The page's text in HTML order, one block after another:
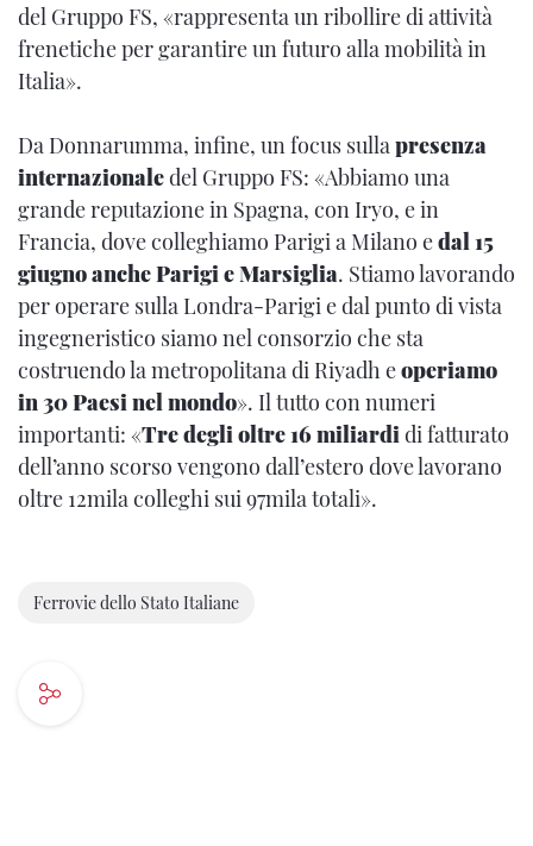
del Gruppo FS, «rappresenta un ribollire di attività
frenetiche per garantire un futuro alla mobilità in
Italia».
Da Donnarumma, infine, un focus sulla presenza
internazionaledel Gruppo FS: «Abbiamo una
grande reputazione in Spagna, con Iryo, e in
Francia, dove colleghiamo Parigi a Milano edal 15
giugno anche Parigi e Marsiglia. Stiamo lavorando
per operare sulla Londra-Parigi e dal punto di vista
ingegneristico siamo nel consorzio che sta
costruendo la metropolitana di Riyadh eoperiamo
in 30 Paesi nel mondo». Il tutto con numeri
importanti: «Tre degli oltre 16 miliardi di fatturato
dell’anno scorso vengono dall’estero dove lavorano
oltre 12mila colleghi sui 97mila totali».
Ferrovie dello Stato Italiane